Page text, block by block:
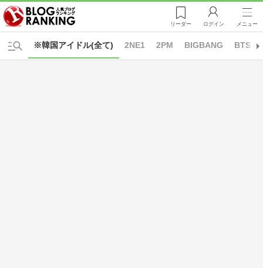
リーダー ログイン メニュー
※韓国アイドル(全て) 2NE1 2PM BIGBANG BTS